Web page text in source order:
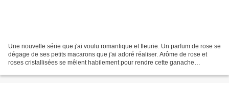
Une nouvelle série que j'ai voulu romantique et fleurie. Un parfum de rose se
dégage de ses petits macarons que j'ai adoré réaliser. Arôme de rose et
roses cristallisées se mêlent habilement pour rendre cette ganache